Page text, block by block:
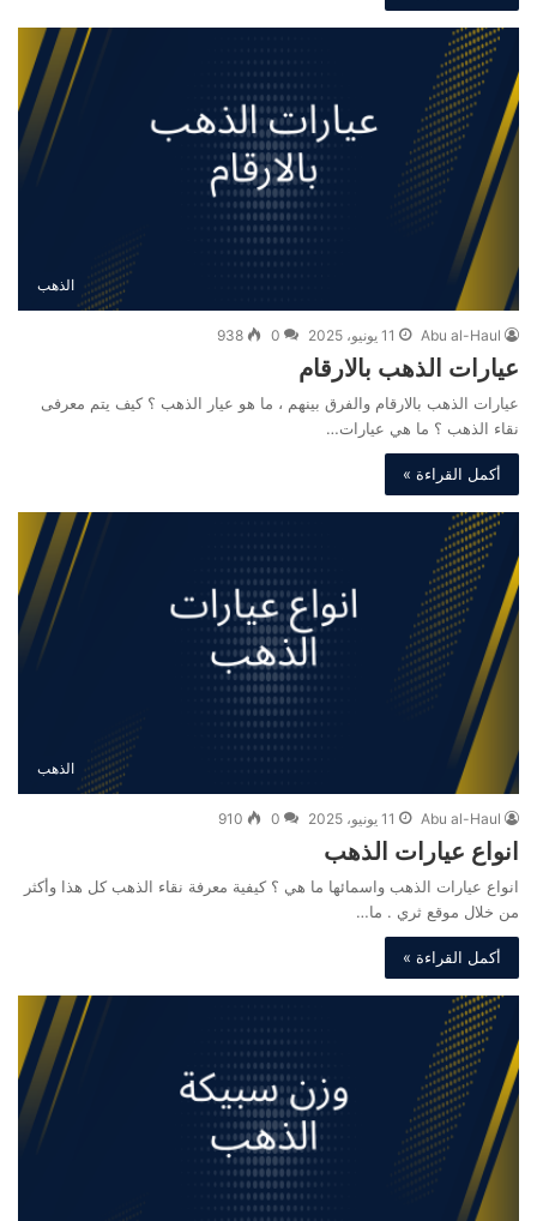
الذهب
Abu al-Haul 11 يونيو، 2025 0
938
عيارات الذهب بالارقام
عيارات الذهب بالارقام والفرق بينهم ، ما هو عيار الذهب ؟ كيف يتم معرفى
نقاء الذهب ؟ ما هي عيارات…
أكمل القراءة »
الذهب
Abu al-Haul 11 يونيو، 2025 0
910
انواع عيارات الذهب
انواع عيارات الذهب واسمائها ما هي ؟ كيفية معرفة نقاء الذهب كل هذا وأكثر
من خلال موقع ثري . ما…
أكمل القراءة »